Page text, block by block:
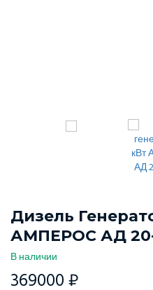
Дизель
АМПЕРОС АД
В наличии
369000 ₽